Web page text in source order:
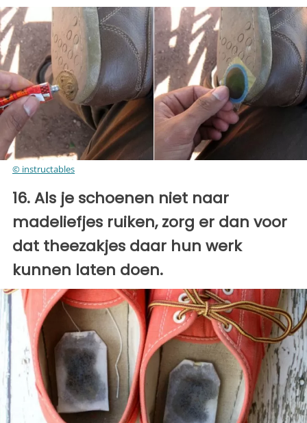
© instructables
16. Als je schoenen niet naar
madeliefjes ruiken, zorg er dan voor
dat theezakjes daar hun werk
kunnen laten doen.